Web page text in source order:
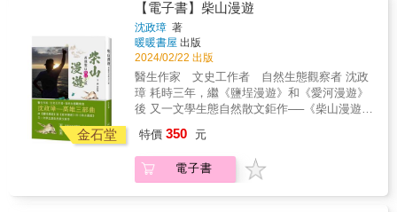
島地質公園 ７６ 在忘幽谷忘卻市中心的喧
囂。&mdash;&mdash;忘幽谷 ７８ 從潮境公
園眺望在雲隙光照射下的九份。
&mdash;&mdash;潮境公園 ８３ 一邊游泳一
邊拍攝清澈見底的海中。&mdash;&mdash;基
隆市海興游泳協會 ９４ 努力尋找祕密基地般
的地方。&mdash;&mdash;白米甕尖 &
仰，並特增「PLACE is？另一種地方」單元，
提出特殊切角，探討行政區和自然村的劃分如
何運作於真正生活於地方的人之上。 南部餐桌
上不可或缺的紅蔥頭、蚵仔，由此閃亮著光 三
寮灣與蘆竹溝兩個聚落同座落於台南著名的鹽
分地帶上，卻由於靠海與否發展出不同的居民
維生策略。「LIGHT」單元以產業為庄頭帶來
的「亮」出發，呈現三寮灣因應高鹽分土地發
展出的蔥田關水文化、蘆竹溝潟湖內的蚵棚和
其他養殖漁業，以及兩庄共同面對的光電板議
題。 廟不只管信仰，還是庄內大小事的仲裁與
雄的肺！ 柴山這個地方太靠近我們，就像愛河
一樣，它就在我們身邊。也許如此，我們自然
忘記了它的美麗，就像我們忘了自己的美好！
每個人都有自己的柴山秘境。我們用自己都把
它留下來，分享給大家或是之後的子孫，記錄
大家的生活共同記憶，這是多麼美好的一件事
情！所以作者沈政璋用比較常民文化的觀點記
錄自己的足跡，希望這能成為很常民文化常民
生活的一本書，以分享者角度去切入，當作一
大家會更喜愛柴山。 ✽&& ✽&& ✽ 沈政璋：
寫了鹽埕，寫了愛河以後，總是希望寫下柴山
才完整！ 我不是最常上山的人，也不是那默默
金石堂
【電子書】柴山漫遊
沈政璋 著
暖暖書屋 出版
2024/02/22 出版
醫生作家 文史工作者 自然生態觀察者 沈政
璋 耗時三年，繼《鹽埕漫遊》和《愛河漫遊》
後 又一文學生態自然散文鉅作──《柴山漫遊》
「愛河漫遊」到「柴山漫遊」 鹽埕漫遊：由鹽
埕一個高雄老城認識我們日常生活的社區 愛河
漫遊：由一條母親河認識我們居住的城市 柴山
特價 350 元
電子書